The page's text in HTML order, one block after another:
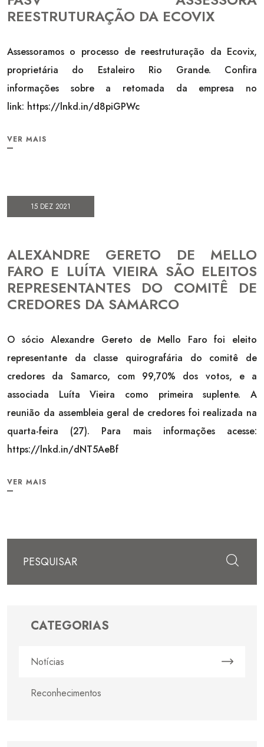
REESTRUTURAÇÃO DA ECOVIX
Assessoramos o processo de reestruturação da Ecovix,
proprietária do Estaleiro Rio Grande. Confira
informações sobre a retomada da empresa no
link: https://lnkd.in/d8piGPWc
VER MAIS
15 DEZ 2021
ALEXANDRE GERETO DE MELLO
FARO E LUÍTA VIEIRA SÃO ELEITOS
REPRESENTANTES DO COMITÊ DE
CREDORES DA SAMARCO
O sócio Alexandre Gereto de Mello Faro foi eleito
representante da classe quirografária do comitê de
credores da Samarco, com 99,70% dos votos, e a
associada Luíta Vieira como primeira suplente. A
reunião da assembleia geral de credores foi realizada na
quarta-feira (27). Para mais informações acesse:
https://lnkd.in/dNT5AeBf
VER MAIS
CATEGORIAS
Notícias
Reconhecimentos